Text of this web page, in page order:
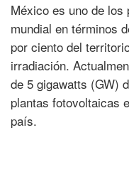
México es uno de
mundial en términos
por ciento del
irradiación.
de 5 gigawatts (GW)
plantas fotovoltaicas
país.